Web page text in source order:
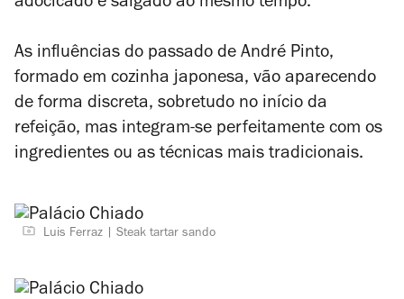
adocicado e salgado ao mesmo tempo.
As influências do passado de André Pinto,
formado em cozinha japonesa, vão aparecendo
de forma discreta, sobretudo no início da
refeição, mas integram-se perfeitamente com os
ingredientes ou as técnicas mais tradicionais.
Luis Ferraz Steak tartar sando